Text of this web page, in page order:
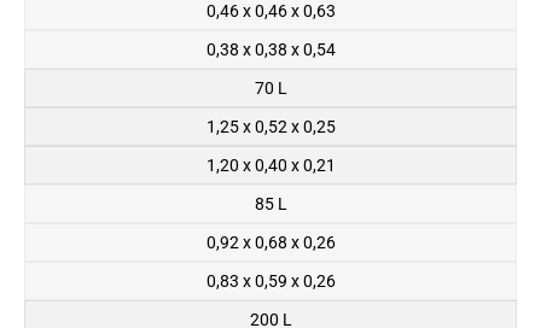
0,46 x 0,46 x 0,63
0,38 x 0,38 x 0,54
70 L
1,25 x 0,52 x 0,25
1,20 x 0,40 x 0,21
85 L
0,92 x 0,68 x 0,26
0,83 x 0,59 x 0,26
200 L